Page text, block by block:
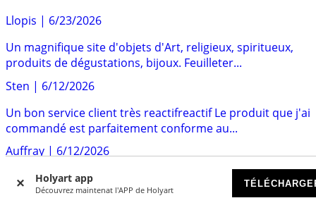
Holyart app
Découvrez maintenat l'APP de Holyart
Llopis | 6/23/2026
Un magnifique site d'objets d'Art, religieux, spiritueux,
produits de dégustations, bijoux. Feuilleter...
Sten | 6/12/2026
Un bon service client très reactifreactif Le produit que j'ai
commandé est parfaitement conforme au...
Auffray | 6/12/2026
Ils sont arrivés bien emballé et dans un temps
raisonnable. Et pardessus tout les produits sont de